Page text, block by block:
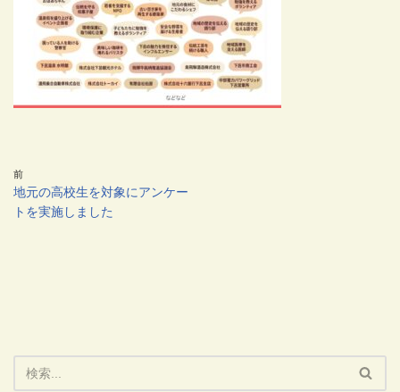
前
地元の高校生を対象にアンケー
トを実施しました